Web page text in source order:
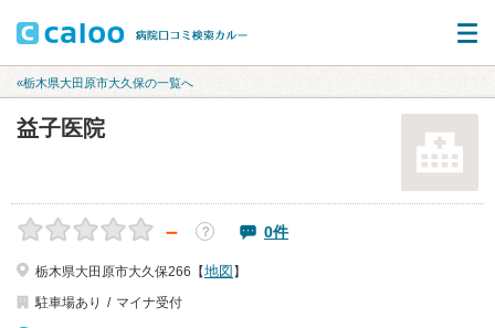
«栃木県大田原市大久保の一覧へ
益子医院
－ ？ 0件
栃木県大田原市大久保266【地図 】
駐車場あり
マイナ受付